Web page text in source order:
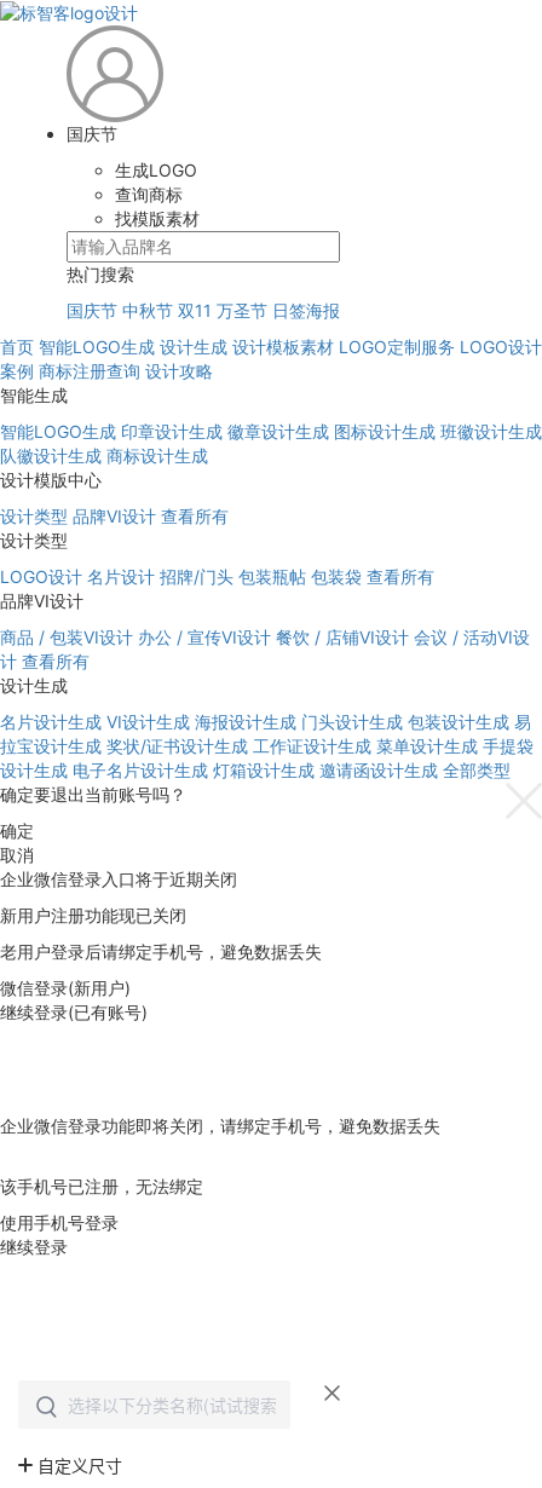
国庆节
生成LOGO
查询商标
找模版素材
热门搜索
国庆节 中秋节 双11 万圣节 日签海报
首页 智能LOGO生成 设计生成 设计模板素材 LOGO定制服务 LOGO设计
案例 商标注册查询 设计攻略
智能生成
智能LOGO生成 印章设计生成 徽章设计生成 图标设计生成 班徽设计生成
队徽设计生成 商标设计生成
设计模版中心
设计类型 品牌VI设计 查看所有
设计类型
LOGO设计 名片设计 招牌/门头 包装瓶帖 包装袋 查看所有
品牌VI设计
商品 / 包装VI设计 办公 / 宣传VI设计 餐饮 / 店铺VI设计 会议 / 活动VI设
计 查看所有
设计生成
名片设计生成 VI设计生成 海报设计生成 门头设计生成 包装设计生成 易
拉宝设计生成 奖状/证书设计生成 工作证设计生成 菜单设计生成 手提袋
设计生成 电子名片设计生成 灯箱设计生成 邀请函设计生成 全部类型
确定要退出当前账号吗？
确定
取消
企业微信登录入口将于近期关闭
新用户注册功能现已关闭
老用户登录后请绑定手机号，避免数据丢失
微信登录(新用户)
继续登录(已有账号)
企业微信登录功能即将关闭，请绑定手机号，避免数据丢失
该手机号已注册，无法绑定
使用手机号登录
继续登录